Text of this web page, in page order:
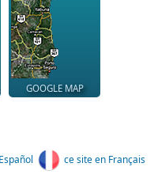
GOOGLE MAP
ce site en Français